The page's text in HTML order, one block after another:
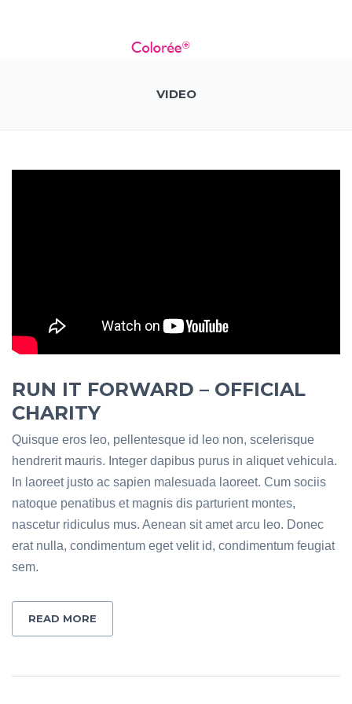
VIDEO
RUN IT FORWARD – OFFICIAL
CHARITY
Quisque eros leo, pellentesque id leo non, scelerisque
hendrerit mauris. Integer dapibus purus in aliquet vehicula.
In laoreet justo ac sapien malesuada laoreet. Cum sociis
natoque penatibus et magnis dis parturient montes,
nascetur ridiculus mus. Aenean sit amet arcu leo. Donec
erat nulla, condimentum eget velit id, condimentum feugiat
sem.
READ MORE